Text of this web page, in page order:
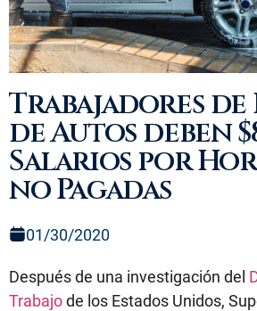
Trabajadores de
de Autos deben
Salarios por
no Pagadas
01/30/2020
Después de una investigación del
Trabajode los Estados Unidos,